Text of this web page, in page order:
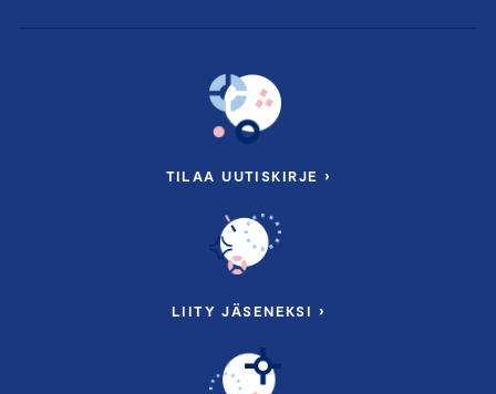
TILAA UUTISKIRJE ›
LIITY JÄSENEKSI ›